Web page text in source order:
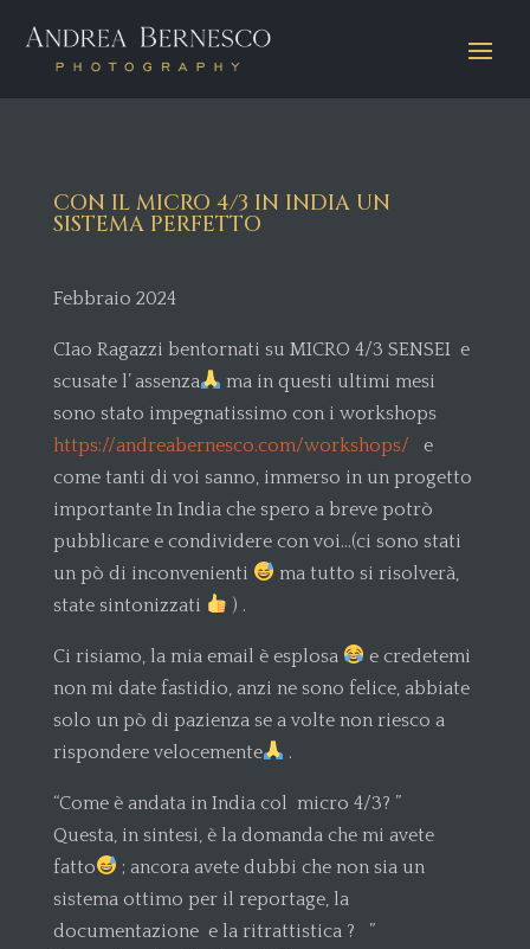
CON IL MICRO 4/3 IN INDIA UN
SISTEMA PERFETTO
Febbraio 2024
CIao Ragazzi bentornati su MICRO 4/3 SENSEI e
scusate l’ assenza
ma in questi ultimi mesi
sono stato impegnatissimo con i workshops
https://andreabernesco.com/workshops/ e
come tanti di voi sanno, immerso in un progetto
importante In India che spero a breve potrò
pubblicare e condividere con voi…(ci sono stati
un pò di inconvenienti
ma tutto si risolverà,
state sintonizzati
) .
Ci risiamo, la mia email è esplosa
e credetemi
non mi date fastidio, anzi ne sono felice, abbiate
solo un pò di pazienza se a volte non riesco a
rispondere velocemente
.
“Come è andata in India col micro 4/3? ”
Questa, in sintesi, è la domanda che mi avete
fatto
; ancora avete dubbi che non sia un
sistema ottimo per il reportage, la
documentazione e la ritrattistica ? ”